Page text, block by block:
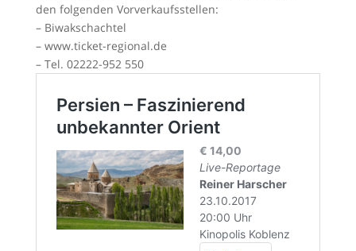
den folgenden Vorverkaufsstellen:
– Biwakschachtel
– www.ticket-regional.de
– Tel. 02222-952 550